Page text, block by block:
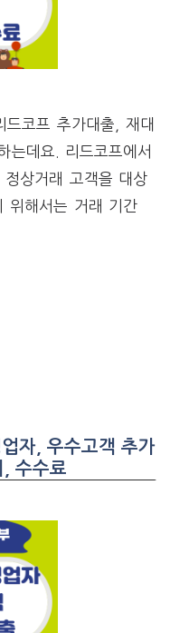
드코프 추가대출, 재대
는데요. 리드코프에서
상거래 고객을 대상
위해서는 거래 기간
자, 우수고객 추가
수수료